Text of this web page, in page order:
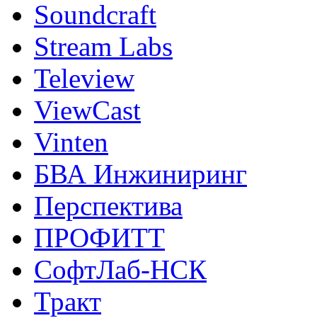
Soundcraft
Stream Labs
Teleview
ViewCast
Vinten
БВА Инжиниринг
Перспектива
ПРОФИТТ
СофтЛаб-НСК
Тракт